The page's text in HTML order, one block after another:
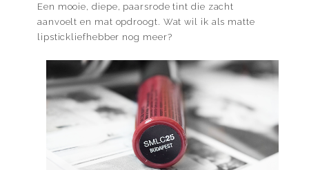
Een mooie, diepe, paarsrode tint die zacht
aanvoelt en mat opdroogt. Wat wil ik als matte
lipstickliefhebber nog meer?